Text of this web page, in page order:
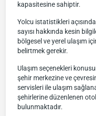
kapasitesine sahiptir.
Yolcu istatistikleri
sayısı hakkında kesin
bölgesel ve yerel ulaşım
belirtmek gerekir.
Ulaşım seçenekleri
şehir merkezine ve
servisleri ile ulaşım
şehirlerine düzenlenen
bulunmaktadır.